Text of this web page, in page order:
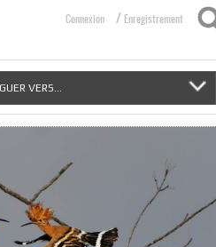
Connexion / Enregistrement
VERS...